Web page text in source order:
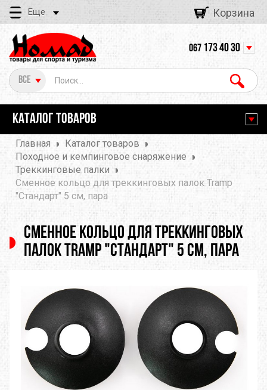
Еще Корзина
Все
067 173 40 30
КАТАЛОГ ТОВАРОВ
Главная
Каталог товаров
Походное и кемпинговое снаряжение
Треккинговые палки
Сменное кольцо для треккинговых палок Tramp
"Стандарт" 5 см, пара
Сменное кольцо для треккинговых
палок Tramp "Стандарт" 5 см, пара